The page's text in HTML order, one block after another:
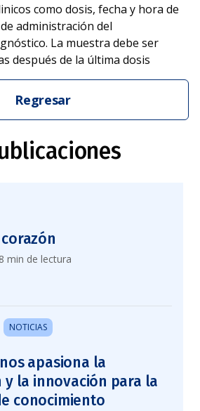
como dosis, fecha y hora de
administración del
La muestra debe ser
después de la última dosis
Regresar
min de lectura
NOTICIAS
apasiona la
y la innovación para la
conocimiento